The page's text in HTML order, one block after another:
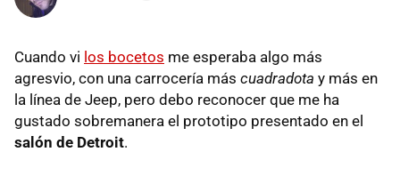
Cuando vi los bocetos me esperaba algo más
agresvio, con una carrocería más cuadradota y más en
la línea de Jeep, pero debo reconocer que me ha
gustado sobremanera el prototipo presentado en el
salón de Detroit.